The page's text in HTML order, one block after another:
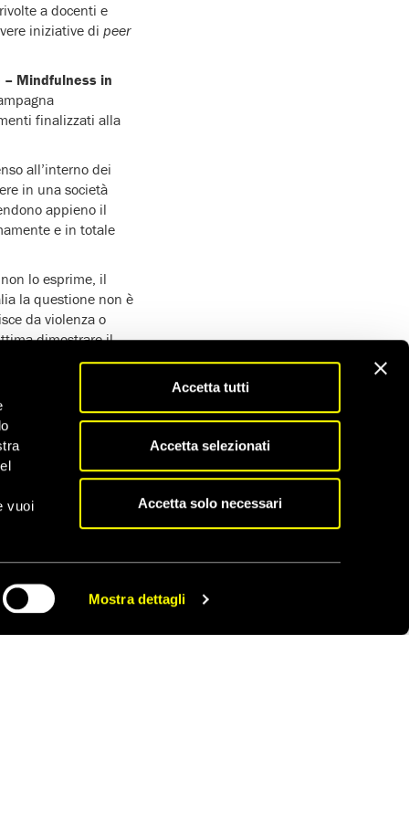
vuoi
Mostra dettagli
Accetta tutti
Accetta selezionati
Accetta solo necessari
a docenti e
iniziative di peer
Mindfulness in
finalizzati alla
all’interno dei
in una società
appieno il
e in totale
lo esprime, il
la questione non è
da violenza o
dimostrare il
portare a un
avvale del contributo
il concetto di
che si
emozioni per
Europe Direct
2025 della
CONDIVIDI